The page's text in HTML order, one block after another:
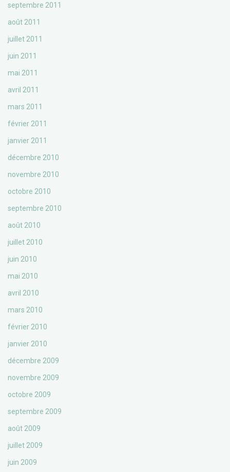
septembre 2011
août 2011
juillet 2011
juin 2011
mai 2011
avril 2011
mars 2011
février 2011
janvier 2011
décembre 2010
novembre 2010
octobre 2010
septembre 2010
août 2010
juillet 2010
juin 2010
mai 2010
avril 2010
mars 2010
février 2010
janvier 2010
décembre 2009
novembre 2009
octobre 2009
septembre 2009
août 2009
juillet 2009
juin 2009